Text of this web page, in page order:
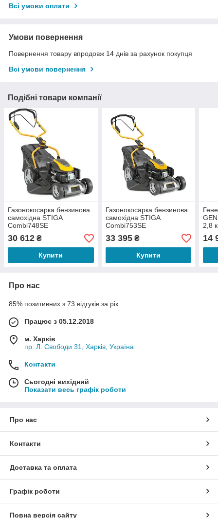
Всі умови оплати
Умови повернення
Повернення товару впродовж 14 днів за рахунок покупця
Всі умови повернення
Подібні товари компанії
Газонокосарка бензинова
самохідна STIGA
Combi748SE
30 612 ₴
Купити
Газонокосарка бензинова
самохідна STIGA
Combi753SE
33 395₴
Купити
2,8
14
Про нас
85% позитивних з 73 відгуків за рік
Працює з 05.12.2018
м. Харків
пр. Л. Свободи 31, Харків, Україна
Контакти
Сьогодні вихідний
Показати весь графік роботи
Про нас
Контакти
Доставка та оплата
Графік роботи
Повна версія сайту